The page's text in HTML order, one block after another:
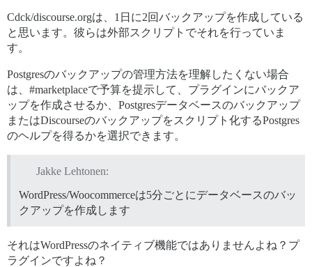
Cdck/discourse.orgは、1日に2回バックアップを作成している
と思います。彼らは外部スクリプトでそれを行っていま
す。
Postgresのバックアップの管理方法を理解したくない場合
は、#marketplaceで予算を提示して、プラグインにバックア
ップを作成させるか、Postgresデータベースのバックアップ
またはDiscourseのバックアップをスクリプト化するPostgres
のヘルプを得るかを選択できます。
Jakke Lehtonen:
WordPress/Woocommerceは5分ごとにデータベースのバッ
クアップを作成します
それはWordPressのネイティブ機能ではありませんよね？プ
ラグインですよね？